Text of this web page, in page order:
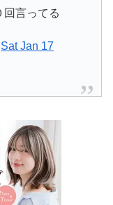
言ってる
Sat Jan 17